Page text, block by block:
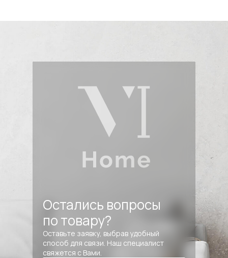
Остались вопросы
по товару?
Оставьте заявку, выбрав удобный
способ для связи. Наш специалист
свяжется с Вами.